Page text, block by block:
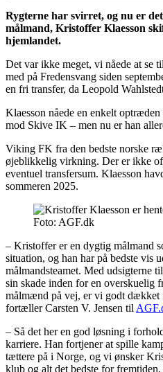
Rygterne har svirret, og nu er
målmand, Kristoffer Klaesson
hjemlandet.
Det var ikke meget, vi nåede at se
med på Fredensvang siden
en fri transfer, da Leopold
Klaesson nåede en enkelt
mod Skive IK – men nu er han
Viking FK fra den bedste norske
øjeblikkelig virkning. Der er ikke
eventuel transfersum. Klaesson
sommeren 2025.
Foto: AGF.dk
– Kristoffer er en dygtig målmand
situation, og han har på bedste vis
målmandsteamet. Med udsigterne
sin skade inden for en overskuelig
målmænd på vej, er vi godt dækket
fortæller Carsten V. Jensen til
– Så det her en god løsning i
karriere. Han fortjener at spille
tættere på i Norge, og vi ønsker
klub og alt det bedste for